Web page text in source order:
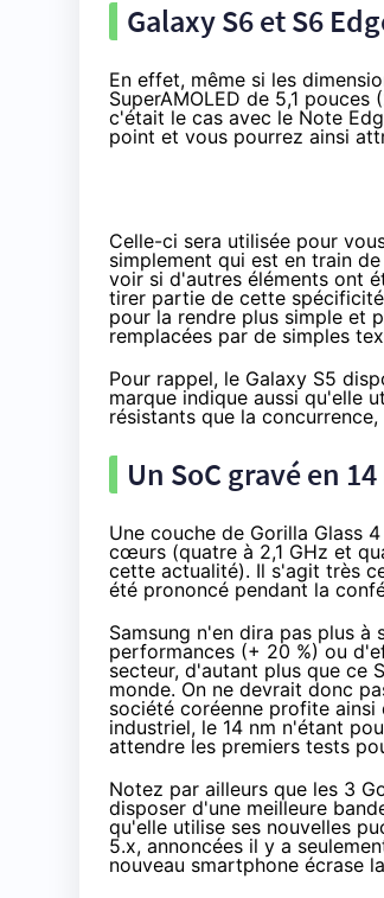
Galaxy S6 et S6
En effet, même si les
SuperAMOLED de 5,1
c'était le cas avec le Note
point et vous pourrez ainsi
Celle-ci sera utilisée pour
simplement qui est en train
voir si d'autres éléments ont
tirer partie de cette
pour la rendre plus simple et
remplacées par de simples
Pour rappel, le Galaxy S5
marque indique aussi qu'elle
résistants que la
Un SoC gravé en
Une couche de Gorilla Glass 4
cœurs (quatre à 2,1 GHz et
cette actualité). Il s'agit très
été prononcé pendant la
Samsung n'en dira pas plus
performances (+ 20 %) ou
secteur, d'autant plus que ce
monde. On ne devrait donc
société coréenne profite
industriel, le 14 nm n'étant
attendre les premiers tests
Notez par ailleurs que les 3
disposer d'une meilleure
qu'elle utilise ses nouvelles
5.x, annoncées il y a
nouveau smartphone écrase